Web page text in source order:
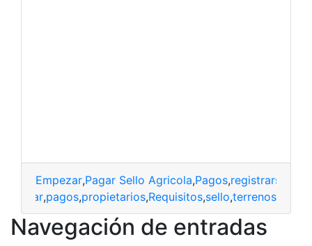
Empezar,Pagar Sello Agricola,Pagos,registrarse
Pagar,pagos,propietarios,Requisitos,sello,terrenos
Navegación de entradas